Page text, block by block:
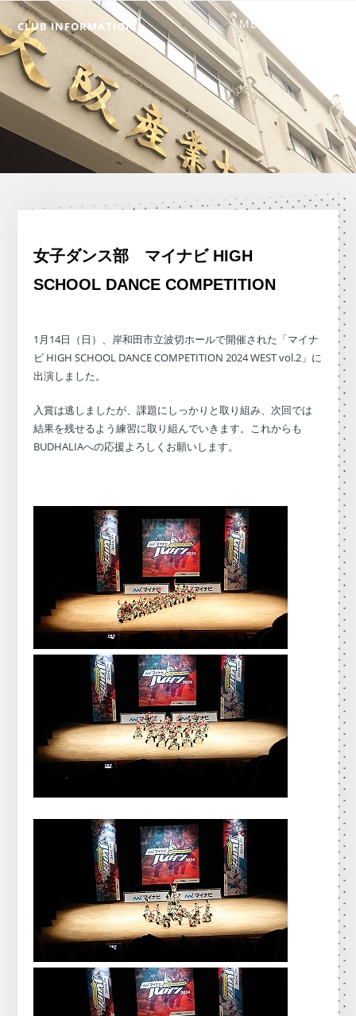
CLUB INFORMATION
女子ダンス部 マイナビ HIGH
SCHOOL DANCE COMPETITION
1月14日（日）、岸和田市立波切ホールで開催された「マイナ
ビ HIGH SCHOOL DANCE COMPETITION 2024 WEST vol.2」に
出演しました。
入賞は逃しましたが、課題にしっかりと取り組み、次回では
結果を残せるよう練習に取り組んでいきます。これからも
BUDHALIAへの応援よろしくお願いします。